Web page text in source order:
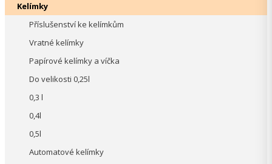
Kelímky
Příslušenství ke kelímkům
Vratné kelímky
Papírové kelímky a víčka
Do velikosti 0,25l
0,3 l
0,4l
0,5l
Automatové kelímky